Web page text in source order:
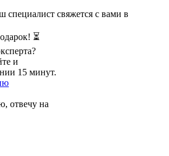
специалист свяжется с вами в
и
15 минут.
отвечу на